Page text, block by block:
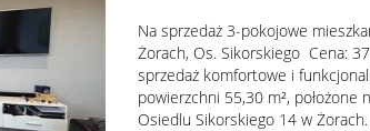
Na sprzedaż 3-pokojowe
Żorach, Os. Sikorskiego Cena:
sprzedaż komfortowe i
powierzchni 55,30 m², położone
Osiedlu Sikorskiego 14 w